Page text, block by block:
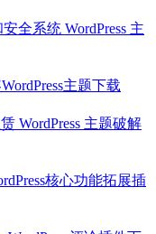
全系统 WordPress 主
主题下载
WordPress 主题破解
核心功能拓展插